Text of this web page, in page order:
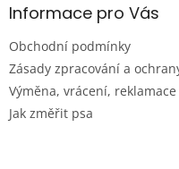
Informace pro Vás
Obchodní podmínky
Zásady zpracování a
Výměna, vrácení, reklamace
Jak změřit psa